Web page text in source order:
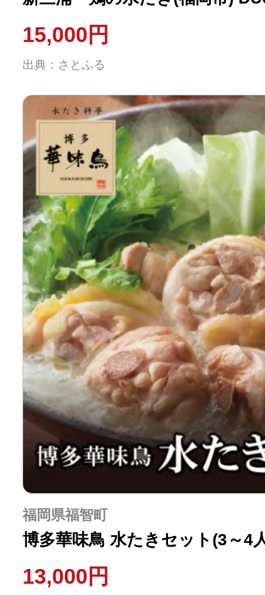
15,000円
出典：さとふる
福岡県福智町
博多華味鳥 水たきセット(3～4
13,000円